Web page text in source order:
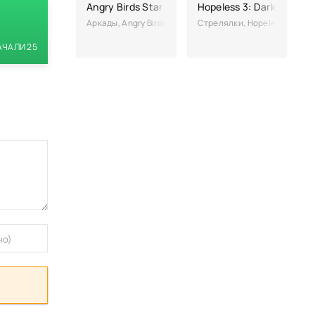
25
Angry Birds Star Wars полная версия
Аркады, Angry Birds Star Wars – оригинальная часть
Hopeless 3: Dark
Стрелялки, Hopeless 3: